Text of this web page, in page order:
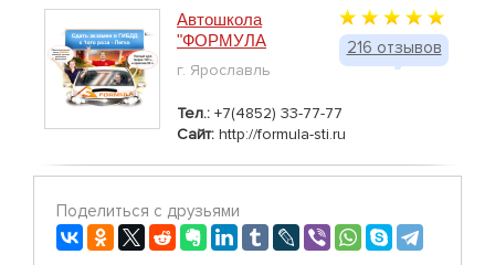
216 отзывов
Автошкола
"ФОРМУЛА
г. Ярославль
Тел.: +7(4852) 33-77-77
Сайт: http://formula-sti.ru
Поделиться с друзьями